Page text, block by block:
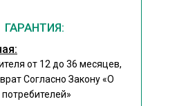
ГАРАНТИЯ:
от 12 до 36 месяцев,
Согласно Закону«О